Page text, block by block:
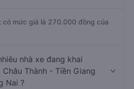
có mức giá là 270.000 đồng của
nhà xe đang khai
Thành - Tiền Giang
Nai ?